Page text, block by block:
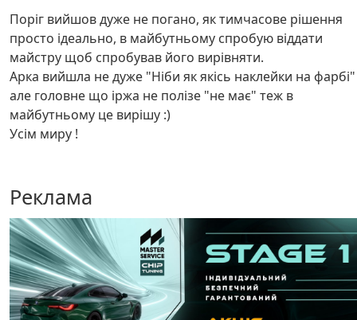
Поріг вийшов дуже не погано, як тимчасове рішення
просто ідеально, в майбутньому спробую віддати
майстру щоб спробував його вирівняти.
Арка вийшла не дуже "Ніби як якісь наклейки на фарбі"
але головне що іржа не полізе "не має" теж в
майбутньому це вирішу :)
Усім миру !
Реклама